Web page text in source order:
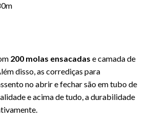
200 molas ensacadas e camada de
disso, as corrediças para
no abrir e fechar são em tubo de
e acima de tudo, a durabilidade